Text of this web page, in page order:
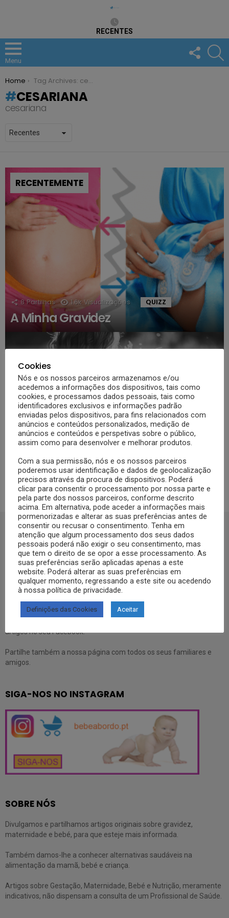
RECENTES
Menu
FOLLOW
US
You are here:
Home Tag Archives: cesariana
CESARIANA
cesariana
RECENTEMENTE
8 Partilhas 1.6k Visualizações QUIZZ
A Minha Gravidez
10 Partilhas 952 Visualizações GRAVIDEZ
Parto natural ou cesariana?
SIGA-NOS NO FACEBOOCK
Se ainda não segue a nossa página de Facebook, não espere mais!
Basta clicar no botão Seguir em cima.
artigos no seu Facebook.
Partilhe também a nossa página com todos os seus familiares e
amigos.
SIGA-NOS NO INSTAGRAM
SOBRE NÓS
Divulgamos e partilhamos artigos originais sobre gravidez,
maternidade e bebé, para que esteje mais informada.
Também damos-lhe a conhecer alternativas saudáveis na
alimentação da mamã, bebé e criança.
Artigos sobre Gestação, Maternidade, Bebé e Nutrição, meramente
indicativos, não dispensam a consulta de um Profissional de Saúde.
Cookies
Nós e os nossos parceiros armazenamos e/ou
acedemos a informações dos dispositivos, tais como
cookies, e processamos dados pessoais, tais como
identificadores exclusivos e informações padrão
enviadas pelos dispositivos, para fins relacionados com
anúncios e conteúdos personalizados, medição de
anúncios e conteúdos e perspetivas sobre o público,
assim como para desenvolver e melhorar produtos.
Com a sua permissão, nós e os nossos parceiros
poderemos usar identificação e dados de geolocalização
precisos através da procura de dispositivos. Poderá
clicar para consentir o processamento por nossa parte e
pela parte dos nossos parceiros, conforme descrito
acima. Em alternativa, pode aceder a informações mais
pormenorizadas e alterar as suas preferências antes de
consentir ou recusar o consentimento. Tenha em
atenção que algum processamento dos seus dados
pessoais poderá não exigir o seu consentimento, mas
que tem o direito de se opor a esse processamento. As
suas preferências serão aplicadas apenas a este
website. Poderá alterar as suas preferências em
qualquer momento, regressando a este site ou acedendo
à nossa política de privacidade.
Definições das Cookies Aceitar